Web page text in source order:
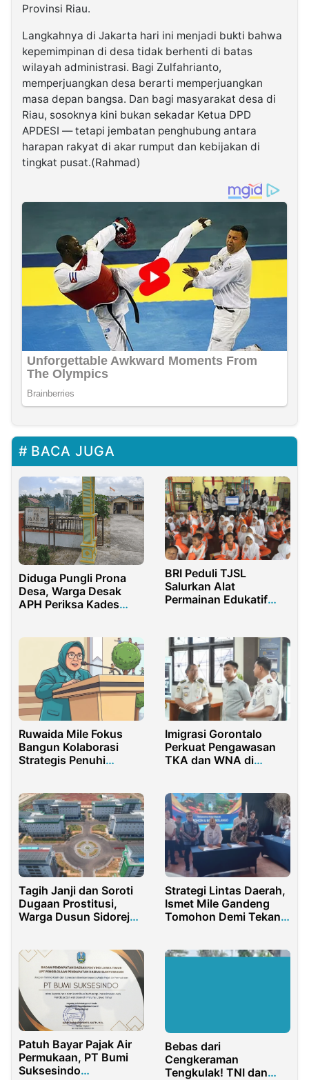
Provinsi Riau.
Langkahnya di Jakarta hari ini menjadi bukti bahwa
kepemimpinan di desa tidak berhenti di batas
wilayah administrasi. Bagi Zulfahrianto,
memperjuangkan desa berarti memperjuangkan
masa depan bangsa. Dan bagi masyarakat desa di
Riau, sosoknya kini bukan sekadar Ketua DPD
APDESI — tetapi jembatan penghubung antara
harapan rakyat di akar rumput dan kebijakan di
tingkat pusat.(Rahmad)
BACA JUGA
Diduga Pungli Prona
Desa, Warga Desak
APH Periksa Kades
BRI Peduli TJSL
Salurkan Alat
Permainan Edukatif
Ruwaida Mile Fokus
Bangun Kolaborasi
Strategis Penuhi
Imigrasi Gorontalo
Perkuat Pengawasan
TKA dan WNA di
Tagih Janji dan Soroti
Dugaan Prostitusi,
Warga Dusun Sidorejo
Strategi Lintas Daerah,
Ismet Mile Gandeng
Tomohon Demi Tekan
Patuh Bayar Pajak Air
Permukaan, PT Bumi
Suksesindo
Bebas dari
Cengkeraman
Tengkulak! TNI dan